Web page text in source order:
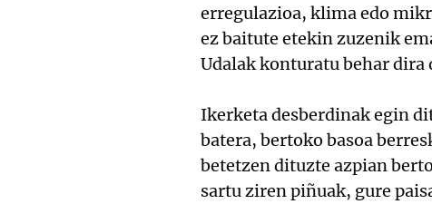
erregulazioa, klima edo
ez baitute etekin zuzenik
Udalak konturatu behar dira
Ikerketa desberdinak egin
batera, bertoko basoa
betetzen dituzte azpian
sartu ziren piñuak, gure